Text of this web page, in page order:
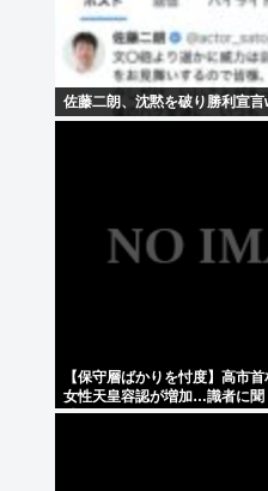
佐藤二朗、沈黙を破り勝利宣
【保守層ばかりを忖度】高市首
女性天皇容認が増加…識者に聞
償